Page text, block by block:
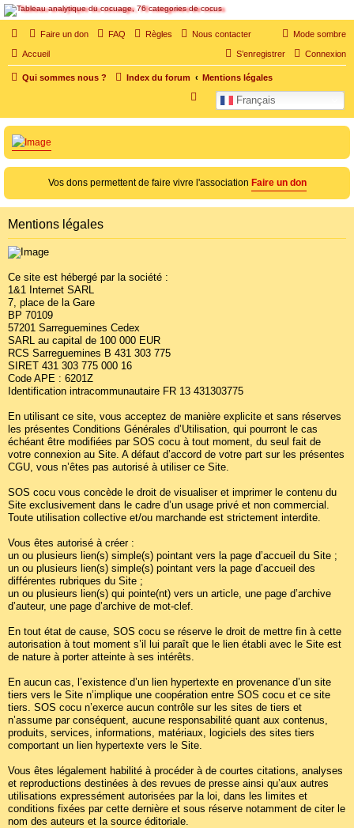
SOS cocu
SOS cocu est une association loi 1901 dont l'objet est le soutien aux victimes d'adultère.
Pouvoir parler, se confier, recevoir un soutien moral pour traverser une situation
Mode sombre
Faire un don FAQ Règles Nous contacter
Accueil Connexion
S’enregistrer
Qui sommes nous ? Index du forum Mentions légales
Français
c
Vos dons permettent de faire vivre l'association Faire un don
Mentions légales
Ce site est hébergé par la société :
1&1 Internet SARL
7, place de la Gare
BP 70109
57201 Sarreguemines Cedex
SARL au capital de 100 000 EUR
RCS Sarreguemines B 431 303 775
SIRET 431 303 775 000 16
Code APE : 6201Z
Identification intracommunautaire FR 13 431303775
En utilisant ce site, vous acceptez de manière explicite et sans réserves
les présentes Conditions Générales d’Utilisation, qui pourront le cas
échéant être modifiées par SOS cocu à tout moment, du seul fait de
votre connexion au Site. A défaut d’accord de votre part sur les présentes
CGU, vous n’êtes pas autorisé à utiliser ce Site.
SOS cocu vous concède le droit de visualiser et imprimer le contenu du
Site exclusivement dans le cadre d’un usage privé et non commercial.
Toute utilisation collective et/ou marchande est strictement interdite.
Vous êtes autorisé à créer :
un ou plusieurs lien(s) simple(s) pointant vers la page d’accueil du Site ;
un ou plusieurs lien(s) simple(s) pointant vers la page d’accueil des
différentes rubriques du Site ;
un ou plusieurs lien(s) qui pointe(nt) vers un article, une page d’archive
d’auteur, une page d’archive de mot-clef.
En tout état de cause, SOS cocu se réserve le droit de mettre fin à cette
autorisation à tout moment s’il lui paraît que le lien établi avec le Site est
de nature à porter atteinte à ses intérêts.
En aucun cas, l’existence d’un lien hypertexte en provenance d’un site
tiers vers le Site n’implique une coopération entre SOS cocu et ce site
tiers. SOS cocu n’exerce aucun contrôle sur les sites de tiers et
n’assume par conséquent, aucune responsabilité quant aux contenus,
produits, services, informations, matériaux, logiciels des sites tiers
comportant un lien hypertexte vers le Site.
Vous êtes légalement habilité à procéder à de courtes citations, analyses
et reproductions destinées à des revues de presse ainsi qu’aux autres
utilisations expressément autorisées par la loi, dans les limites et
conditions fixées par cette dernière et sous réserve notamment de citer le
nom des auteurs et la source éditoriale.